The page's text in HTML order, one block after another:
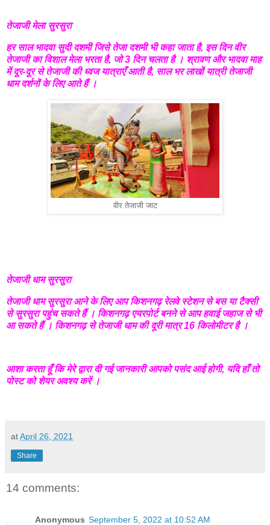
तेजाजी मेला सुरसुरा
हर साल भादवा सुदी दशमी जिसे तेजा दशमी भी कहा जाता है, इस दिन वीर
तेजाजी का विशाल मेला भरता है, जो 3 दिन चलता है । श्रावण और भादवा माह
में दूर-दूर से तेजाजी की ध्वज यात्राएँ आती है, साल भर लाखों यात्री तेजाजी
धाम दर्शनों के लिए आते हैं ।
वीर तेजाजी जाट
तेजाजी धाम सुरसुरा
तेजाजी धाम सुरसुरा आने के लिए आप किशनगढ़ रेलवे स्टेशन से बस या टैक्सी
से सुरसुरा पहुंच सकते हैं । किशनगढ़ एयरपोर्ट बनने से आप हवाई जहाज से भी
आ सकते हैं । किशनगढ़ से तेजाजी धाम की दूरी मात्र 16 किलोमीटर है ।
आशा करता हूँ कि मेरे द्वारा दी गई जानकारी आपको पसंद आई होगी, यदि हाँ तो
पोस्ट को शेयर अवश्य करें ।
atApril 26, 2021
Share
14 comments:
Anonymous September 5, 2022 at 10:52 AM